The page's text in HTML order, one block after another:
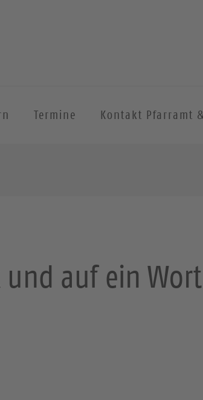
Termine Kontakt Pfarramt
und auf ein